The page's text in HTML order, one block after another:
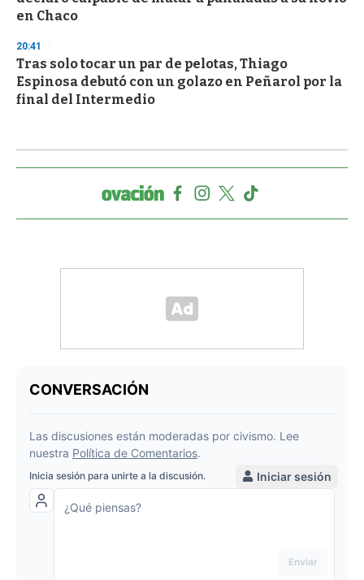
en Chaco
20:41
Tras solo tocar un par de pelotas, Thiago
Espinosa debutó con un golazo en Peñarol por la
final del Intermedio